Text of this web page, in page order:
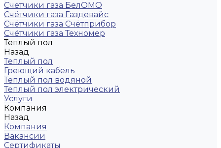
Счетчики газа БелОМО
Счётчики газа Газдевайс
Счётчики газа Счётприбор
Счётчики газа Техномер
Теплый пол
Назад
Теплый пол
Греющий кабель
Теплый пол водяной
Теплый пол электрический
Услуги
Компания
Назад
Компания
Вакансии
Сертификаты